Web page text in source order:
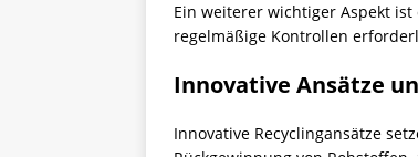
Ein weiterer wichtiger Aspekt
regelmäßige Kontrollen
Innovative Ansätze
Innovative Recyclingansätze